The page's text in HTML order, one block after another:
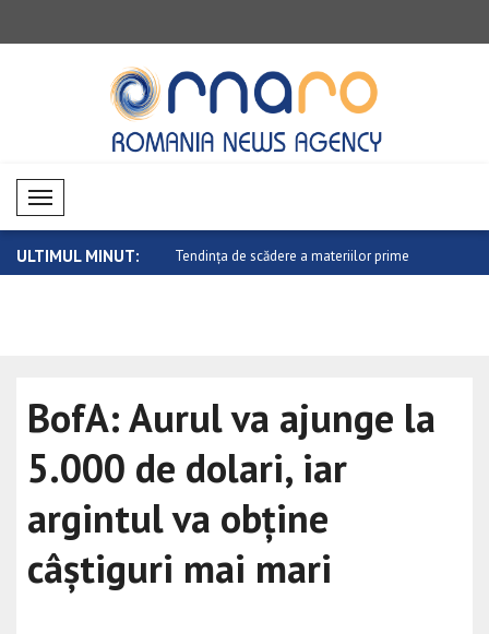
Mobil Menü
ULTIMUL MINUT:
pe piețele valutare Tendința de scădere a materiilor prime
BofA: Aurul va ajunge la
5.000 de dolari, iar
argintul va obține
câștiguri mai mari